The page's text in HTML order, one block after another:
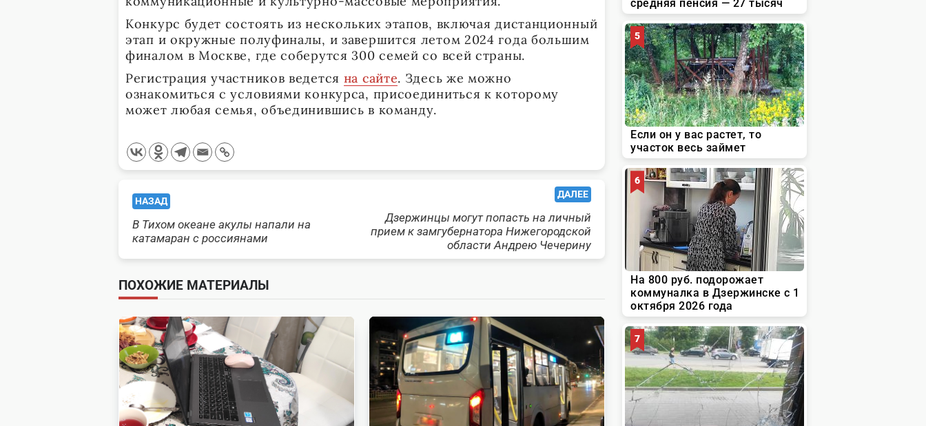
Конкурс будет состоять из нескольких этапов, включая дистанционный
этап и окружные полуфиналы, и завершится летом 2024 года большим
финалом в Москве, где соберутся 300 семей со всей страны.
Регистрация участников ведется на сайте. Здесь же можно
ознакомиться с условиями конкурса, присоединиться к которому
может любая семья, объединившись в команду.
<span
class="nav-
subtitle
screen-
reader-
text">Page</span>
НАЗАД
В Тихом океане акулы напали на
катамаран с россиянами
ДАЛЕЕ
Дзержинцы могут попасть на личный
прием к замгубернатора Нижегородской
области Андрею Чечерину
ПОХОЖИЕ МАТЕРИАЛЫ